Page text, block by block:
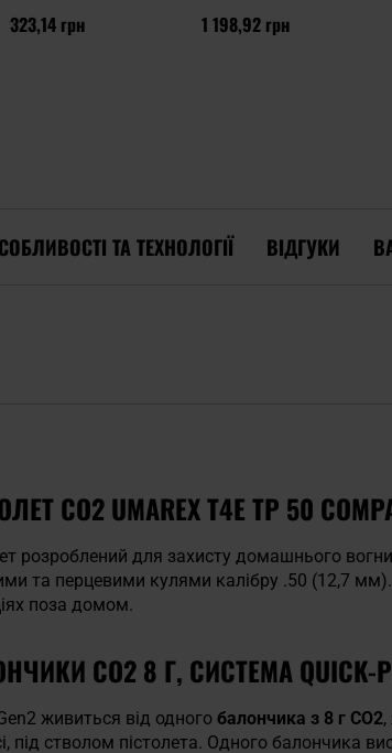
323,14 грн
1 198,92 грн
ТА ТЕХНОЛОГІЇ ВІДГУКИ
CO2 UMAREX T4E TP 50
розроблений для захисту домашнього
та перцевими кулями калібру .50 (12,7
поза домом.
CO2 8 Г, СИСТЕМА QUICK-
живиться від одного балончика з 8 г CO2
під стволом пістолета. Одного балончика